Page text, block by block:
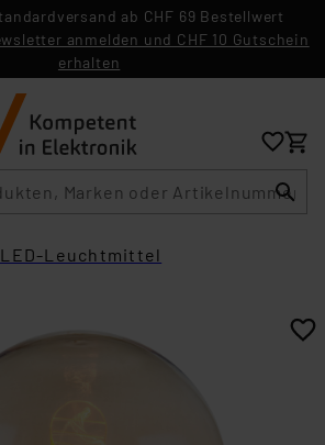
ab CHF 69 Bestellwert
anmelden und CHF 10 Gutschein
erhalten
Leuchtmittel